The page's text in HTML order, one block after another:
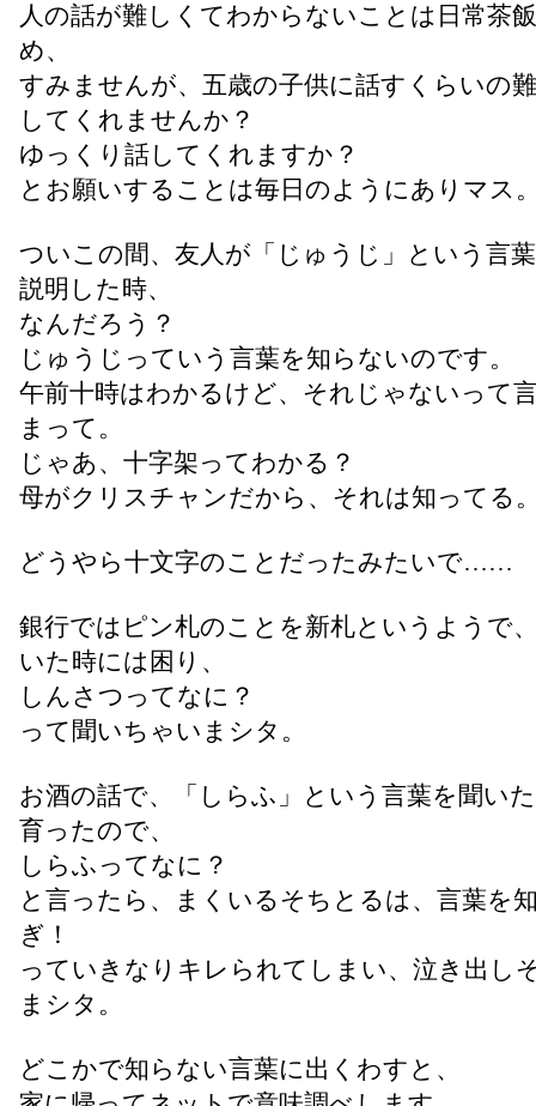
人の話が難しくてわからないことは日常茶
め、
すみませんが、五歳の子供に話すくらいの
してくれませんか？
ゆっくり話してくれますか？
とお願いすることは毎日のようにありマス
ついこの間、友人が「じゅうじ」という言
説明した時、
なんだろう？
じゅうじっていう言葉を知らないのです。
午前十時はわかるけど、それじゃないって
まって。
じゃあ、十字架ってわかる？
母がクリスチャンだから、それは知ってる
どうやら十文字のことだったみたいで……
銀行ではピン札のことを新札というようで
いた時には困り、
しんさつってなに？
って聞いちゃいまシタ。
お酒の話で、「しらふ」という言葉を聞い
育ったので、
しらふってなに？
と言ったら、まくいるそちとるは、言葉を
ぎ！
っていきなりキレられてしまい、泣き出し
まシタ。
どこかで知らない言葉に出くわすと、